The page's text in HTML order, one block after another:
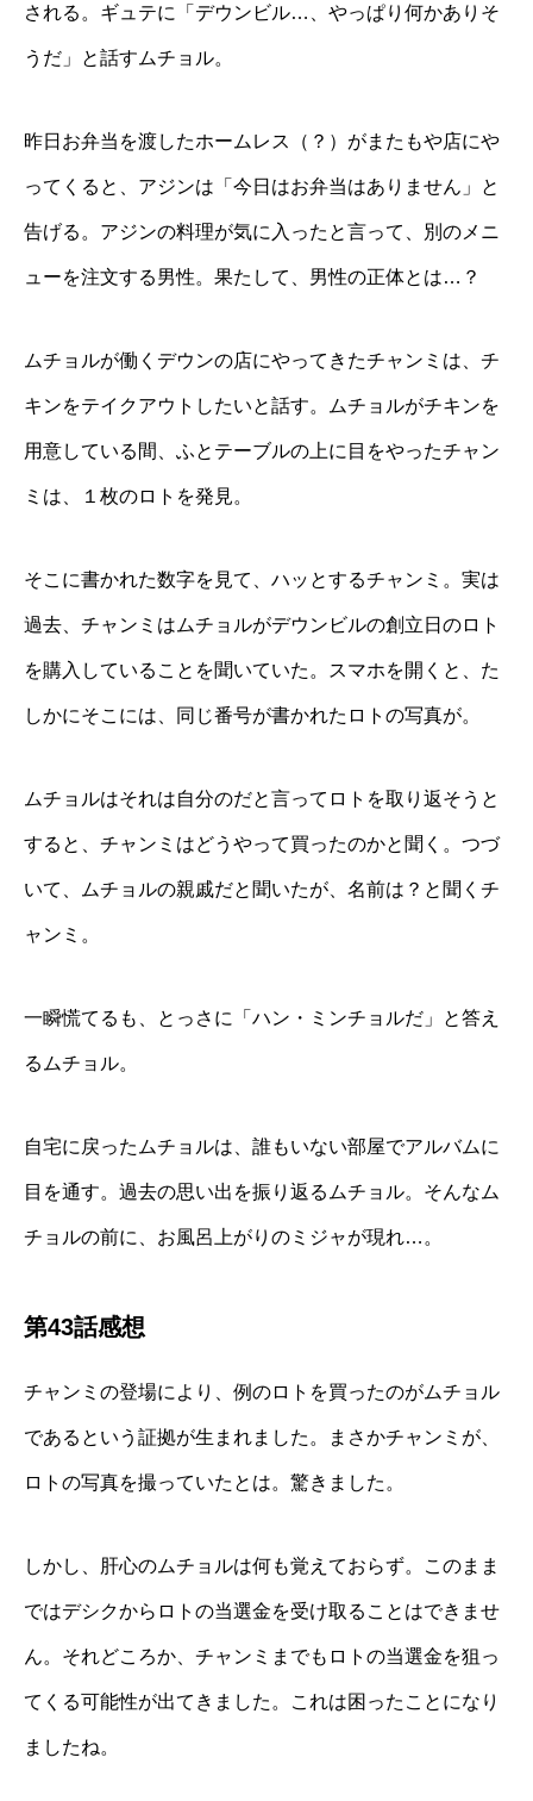
される。ギュテに「デウンビル…、やっぱり何かありそ
うだ」と話すムチョル。
昨日お弁当を渡したホームレス（？）がまたもや店にや
ってくると、アジンは「今日はお弁当はありません」と
告げる。アジンの料理が気に入ったと言って、別のメニ
ューを注文する男性。果たして、男性の正体とは…？
ムチョルが働くデウンの店にやってきたチャンミは、チ
キンをテイクアウトしたいと話す。ムチョルがチキンを
用意している間、ふとテーブルの上に目をやったチャン
ミは、１枚のロトを発見。
そこに書かれた数字を見て、ハッとするチャンミ。実は
過去、チャンミはムチョルがデウンビルの創立日のロト
を購入していることを聞いていた。スマホを開くと、た
しかにそこには、同じ番号が書かれたロトの写真が。
ムチョルはそれは自分のだと言ってロトを取り返そうと
すると、チャンミはどうやって買ったのかと聞く。つづ
いて、ムチョルの親戚だと聞いたが、名前は？と聞くチ
ャンミ。
一瞬慌てるも、とっさに「ハン・ミンチョルだ」と答え
るムチョル。
自宅に戻ったムチョルは、誰もいない部屋でアルバムに
目を通す。過去の思い出を振り返るムチョル。そんなム
チョルの前に、お風呂上がりのミジャが現れ…。
第43話感想
チャンミの登場により、例のロトを買ったのがムチョル
であるという証拠が生まれました。まさかチャンミが、
ロトの写真を撮っていたとは。驚きました。
しかし、肝心のムチョルは何も覚えておらず。このまま
ではデシクからロトの当選金を受け取ることはできませ
ん。それどころか、チャンミまでもロトの当選金を狙っ
てくる可能性が出てきました。これは困ったことになり
ましたね。